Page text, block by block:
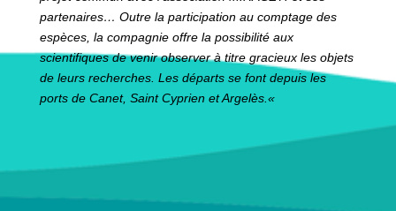
partenaires… Outre la participation au comptage des
espèces, la compagnie offre la possibilité aux
scientifiques de venir observer à titre gracieux les objets
de leurs recherches. Les départs se font depuis les
ports de Canet, Saint Cyprien et Argelès. «